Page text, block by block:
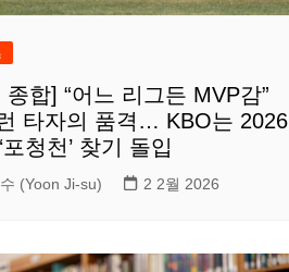
종합] “어느 리그든 MVP감”
타자의 품격… KBO는 2026
포청천’ 찾기 돌입
(Yoon Ji-su) 2 2월 2026